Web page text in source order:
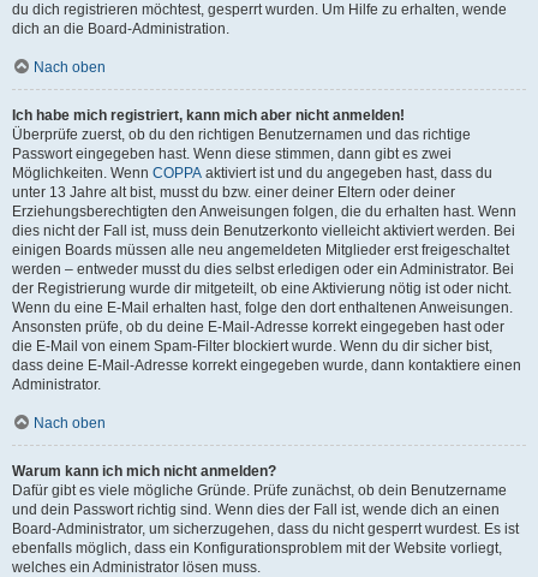
du dich registrieren möchtest, gesperrt wurden. Um Hilfe zu erhalten, wende
dich an die Board-Administration.
Nach oben
Ich habe mich registriert, kann mich aber nicht anmelden!
Überprüfe zuerst, ob du den richtigen Benutzernamen und das richtige
Passwort eingegeben hast. Wenn diese stimmen, dann gibt es zwei
Möglichkeiten. Wenn COPPA aktiviert ist und du angegeben hast, dass du
unter 13 Jahre alt bist, musst du bzw. einer deiner Eltern oder deiner
Erziehungsberechtigten den Anweisungen folgen, die du erhalten hast. Wenn
dies nicht der Fall ist, muss dein Benutzerkonto vielleicht aktiviert werden. Bei
einigen Boards müssen alle neu angemeldeten Mitglieder erst freigeschaltet
werden – entweder musst du dies selbst erledigen oder ein Administrator. Bei
der Registrierung wurde dir mitgeteilt, ob eine Aktivierung nötig ist oder nicht.
Wenn du eine E-Mail erhalten hast, folge den dort enthaltenen Anweisungen.
Ansonsten prüfe, ob du deine E-Mail-Adresse korrekt eingegeben hast oder
die E-Mail von einem Spam-Filter blockiert wurde. Wenn du dir sicher bist,
dass deine E-Mail-Adresse korrekt eingegeben wurde, dann kontaktiere einen
Administrator.
Nach oben
Warum kann ich mich nicht anmelden?
Dafür gibt es viele mögliche Gründe. Prüfe zunächst, ob dein Benutzername
und dein Passwort richtig sind. Wenn dies der Fall ist, wende dich an einen
Board-Administrator, um sicherzugehen, dass du nicht gesperrt wurdest. Es ist
ebenfalls möglich, dass ein Konfigurationsproblem mit der Website vorliegt,
welches ein Administrator lösen muss.